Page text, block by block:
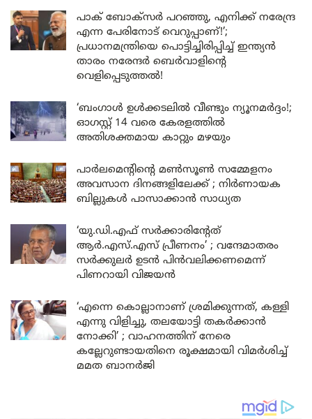
പാക് ബോക്സർ പറഞ്ഞു, എനിക്ക് നരേന്ദ്ര
എന്ന പേരിനോട് വെറുപ്പാണ്!’;
പ്രധാനമന്ത്രിയെ പൊട്ടിച്ചിരിപ്പിച്ച് ഇന്ത്യൻ
താരം നരേന്ദർ ബെർവാളിന്റെ
വെളിപ്പെടുത്തൽ!
‘ബംഗാൾ ഉൾക്കടലിൽ വീണ്ടും ന്യൂനമർദ്ദം!;
ഓഗസ്റ്റ് 14 വരെ കേരളത്തിൽ
അതിശക്തമായ കാറ്റും മഴയും
പാർലമെന്റിന്റെ മൺസൂൺ സമ്മേളനം
അവസാന ദിനങ്ങളിലേക്ക് ; നിർണായക
ബില്ലുകൾ പാസാക്കാൻ സാധ്യത
‘യു.ഡി.എഫ് സർക്കാരിന്റേത്
ആർ.എസ്.എസ് പ്രീണനം’ ; വന്ദേമാതരം
സർക്കുലർ ഉടൻ പിൻവലിക്കണമെന്ന്
പിണറായി വിജയൻ
‘എന്നെ കൊല്ലാനാണ് ശ്രമിക്കുന്നത്, കള്ളി
എന്നു വിളിച്ചു, തലയോട്ടി തകർക്കാൻ
നോക്കി’ ; വാഹനത്തിന് നേരെ
കല്ലേറുണ്ടായതിനെ രൂക്ഷമായി വിമർശിച്ച്
മമത ബാനർജി